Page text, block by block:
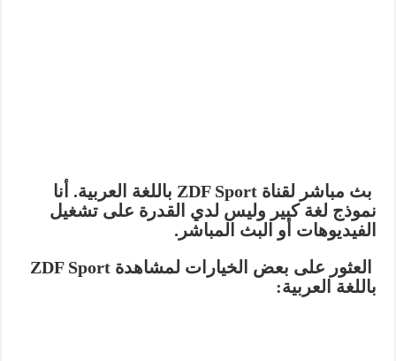
بث مباشر لقناة ZDF Sport باللغة العربية. أنا
نموذج لغة كبير وليس لدي القدرة على تشغيل
الفيديوهات أو البث المباشر.
العثور على بعض الخيارات لمشاهدة ZDF Sport
باللغة العربية: